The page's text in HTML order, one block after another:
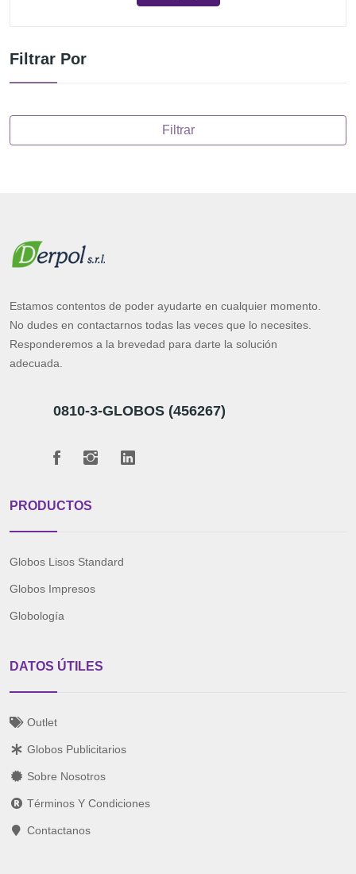
Filtrar Por
Filtrar
Estamos contentos de poder ayudarte en cualquier momento.
No dudes en contactarnos todas las veces que lo necesites.
Responderemos a la brevedad para darte la solución
adecuada.
0810-3-GLOBOS (456267)
PRODUCTOS
Globos Lisos Standard
Globos Impresos
Globología
DATOS ÚTILES
Outlet
Globos Publicitarios
Sobre Nosotros
Términos Y Condiciones
Contactanos